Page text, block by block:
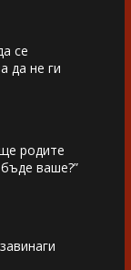
се
да не ги
родите
ваше?”